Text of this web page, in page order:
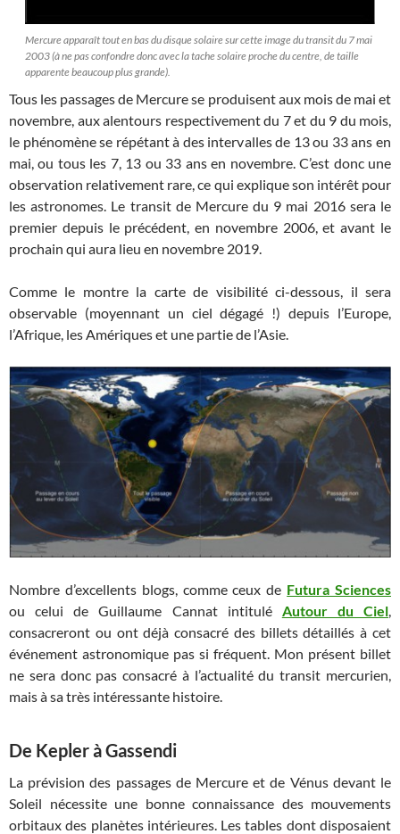
Mercure apparaît tout en bas du disque solaire sur cette image du transit du 7 mai
2003 (à ne pas confondre donc avec la tache solaire proche du centre, de taille
apparente beaucoup plus grande).
Tous les passages de Mercure se produisent aux mois de mai et
novembre, aux alentours respectivement du 7 et du 9 du mois,
le phénomène se répétant à des intervalles de 13 ou 33 ans en
mai, ou tous les 7, 13 ou 33 ans en novembre. C’est donc une
observation relativement rare, ce qui explique son intérêt pour
les astronomes. Le transit de Mercure du 9 mai 2016 sera le
premier depuis le précédent, en novembre 2006, et avant le
prochain qui aura lieu en novembre 2019.
Comme le montre la carte de visibilité ci-dessous, il sera
observable (moyennant un ciel dégagé !) depuis l’Europe,
l’Afrique, les Amériques et une partie de l’Asie.
Nombre d’excellents blogs, comme ceux de Futura Sciences
ou celui de Guillaume Cannat intitulé Autour du Ciel,
consacreront ou ont déjà consacré des billets détaillés à cet
événement astronomique pas si fréquent. Mon présent billet
ne sera donc pas consacré à l’actualité du transit mercurien,
mais à sa très intéressante histoire.
De Kepler à Gassendi
La prévision des passages de Mercure et de Vénus devant le
Soleil nécessite une bonne connaissance des mouvements
orbitaux des planètes intérieures. Les tables dont disposaient